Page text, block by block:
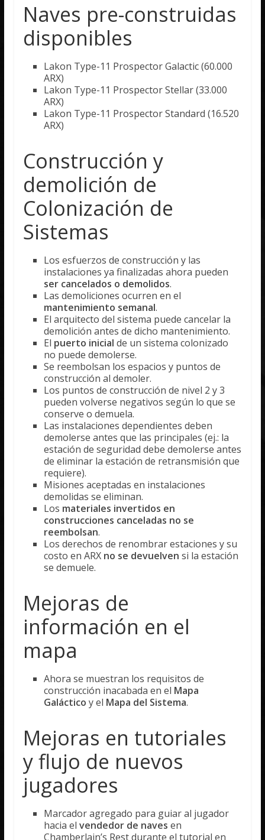
Naves pre-construidas
disponibles
Lakon Type-11 Prospector Galactic (60.000
ARX)
Lakon Type-11 Prospector Stellar (33.000
ARX)
Lakon Type-11 Prospector Standard (16.520
ARX)
Construcción y
demolición de
Colonización de
Sistemas
Los esfuerzos de construcción y las
instalaciones ya finalizadas ahora pueden
ser cancelados o demolidos.
Las demoliciones ocurren en el
mantenimiento semanal.
El arquitecto del sistema puede cancelar la
demolición antes de dicho mantenimiento.
El puerto inicial de un sistema colonizado
no puede demolerse.
Se reembolsan los espacios y puntos de
construcción al demoler.
Los puntos de construcción de nivel 2 y 3
pueden volverse negativos según lo que se
conserve o demuela.
Las instalaciones dependientes deben
demolerse antes que las principales (ej.: la
estación de seguridad debe demolerse antes
de eliminar la estación de retransmisión que
requiere).
Misiones aceptadas en instalaciones
demolidas se eliminan.
Los materiales invertidos en
construcciones canceladas no se
reembolsan.
Los derechos de renombrar estaciones y su
costo en ARX no se devuelven si la estación
se demuele.
Mejoras de
información en el
mapa
Ahora se muestran los requisitos de
construcción inacabada en el Mapa
Galáctico y el Mapa del Sistema.
Mejoras en tutoriales
y flujo de nuevos
jugadores
Marcador agregado para guiar al jugador
hacia elvendedor de naves en
Chamberlain’s Rest durante el tutorial en